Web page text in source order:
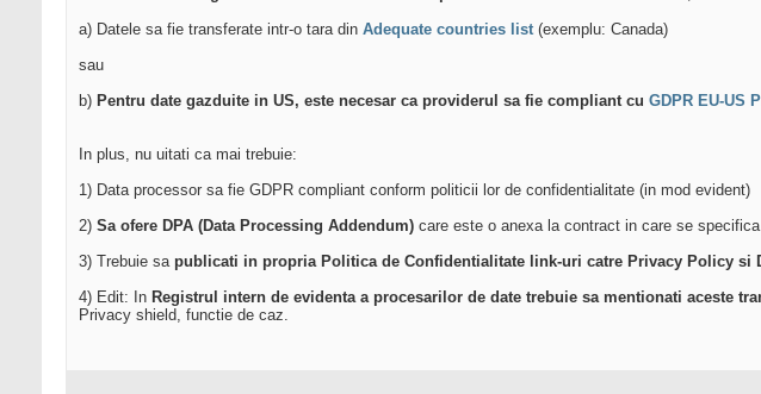
a) Datele sa fie transferate intr-o tara din Adequate countries list(exemplu: Canada)
sau
b) Pentru date gazduite in US, este necesar ca providerul sa fie compliant cu GDPR EU-US
In plus, nu uitati ca mai trebuie:
1) Data processor sa fie GDPR compliant conform politicii lor de confidentialitate (in mod evident)
2) Sa ofere DPA (Data Processing Addendum) care este o anexa la contract in care se
3) Trebuie sa publicati in propria Politica de Confidentialitate link-uri catre Privacy Policy si
4) Edit: In Registrul intern de evidenta a procesarilor de date trebuie sa mentionati aceste
Privacy shield, functie de caz.